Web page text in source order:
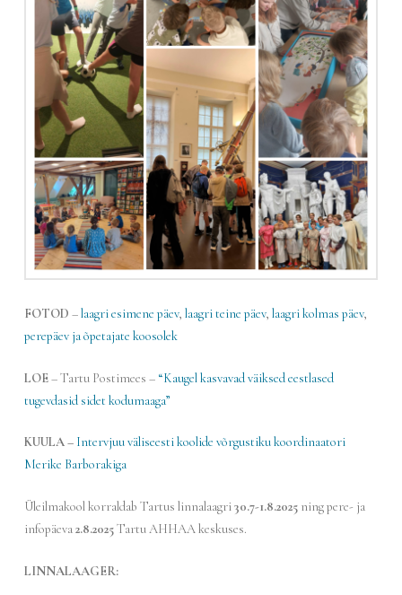
FOTOD –laagri esimene päev, laagri teine päev, laagri kolmas päev,
perepäev ja õpetajate koosolek
LOE– Tartu Postimees –“Kaugel kasvavad väiksed eestlased
tugevdasid sidet kodumaaga”
KUULA – Intervjuu väliseesti koolide võrgustiku koordinaatori
Merike Barborakiga
Üleilmakool korraldab Tartus linnalaagri30.7-1.8.2025ning pere- ja
infopäeva2.8.2025Tartu AHHAA keskuses.
LINNALAAGER: